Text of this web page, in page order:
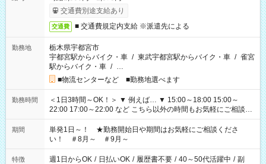
交通費別途支給あり
交通費 ■ 交通費規定内支給 ※派遣先による
勤務地
栃木県宇都宮市
宇都宮駅からバイク・車 / 東武宇都宮駅からバイク・車 / 雀宮
駅からバイク・車 / …
■物流センターなど ■勤務地選べます
勤務時間
＜1日3時間～OK！＞ ▼ 例えば… ▼ 15:00～18:00 15:00～
22:00 17:00～22:00 など こちら以外の時間もお気軽にご相談く
ださい！
期間
単発1日～！ ★勤務開始日や期間はお気軽にご相談くださ
い！ ＃8月～ ＃9月～
特徴 週1日からOK / 日払いOK / 履歴書不要 / 40～50代活躍中 / 副